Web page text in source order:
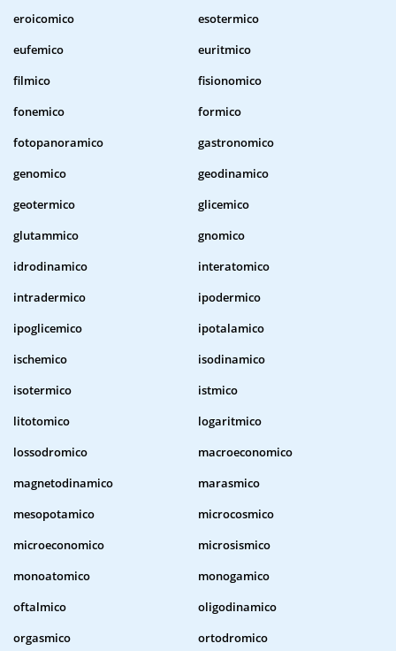
eroicomico
esotermico
eufemico
euritmico
filmico
fisionomico
fonemico
formico
fotopanoramico
gastronomico
genomico
geodinamico
geotermico
glicemico
glutammico
gnomico
idrodinamico
interatomico
intradermico
ipodermico
ipoglicemico
ipotalamico
ischemico
isodinamico
isotermico
istmico
litotomico
logaritmico
lossodromico
macroeconomico
magnetodinamico
marasmico
mesopotamico
microcosmico
microeconomico
microsismico
monoatomico
monogamico
oftalmico
oligodinamico
orgasmico
ortodromico